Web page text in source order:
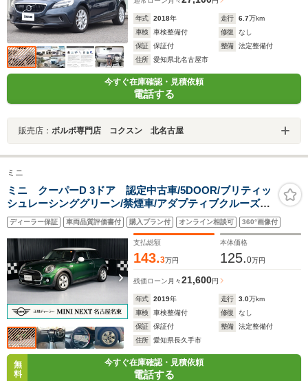
年式 2018年 走行 6.7万km
車検
車検整備付 修復
なし
保証
保証付 整備
法定整備付
住所
愛知県北名古屋市
今すぐ在庫確認・見積依頼
電話する
販売店： ボルボ専門店 コクスン 北名古屋
ミニ
ミニ クーパーD 3ドア 認定中古車/5DOOR/ブリティッ
シュレーシンググリーン/禁煙車/アダプティブクルーズコ
ントロール/衝突軽減ブレーキ/純正ナビゲーション/純正バ
ックカメラ
ディーラー保証 車両品質評価書付 購入プラン付 オンライン相談可 360°画像付
支払総額
143.3万円
本体価格
125.0万円
残価ローン 月々21,600円
年式 2019年 走行 3.0万km
車検
車検整備付 修復
なし
保証
保証付 整備
法定整備付
住所
愛知県長久手市
無
料
今すぐ在庫確認・見積依頼
電話する